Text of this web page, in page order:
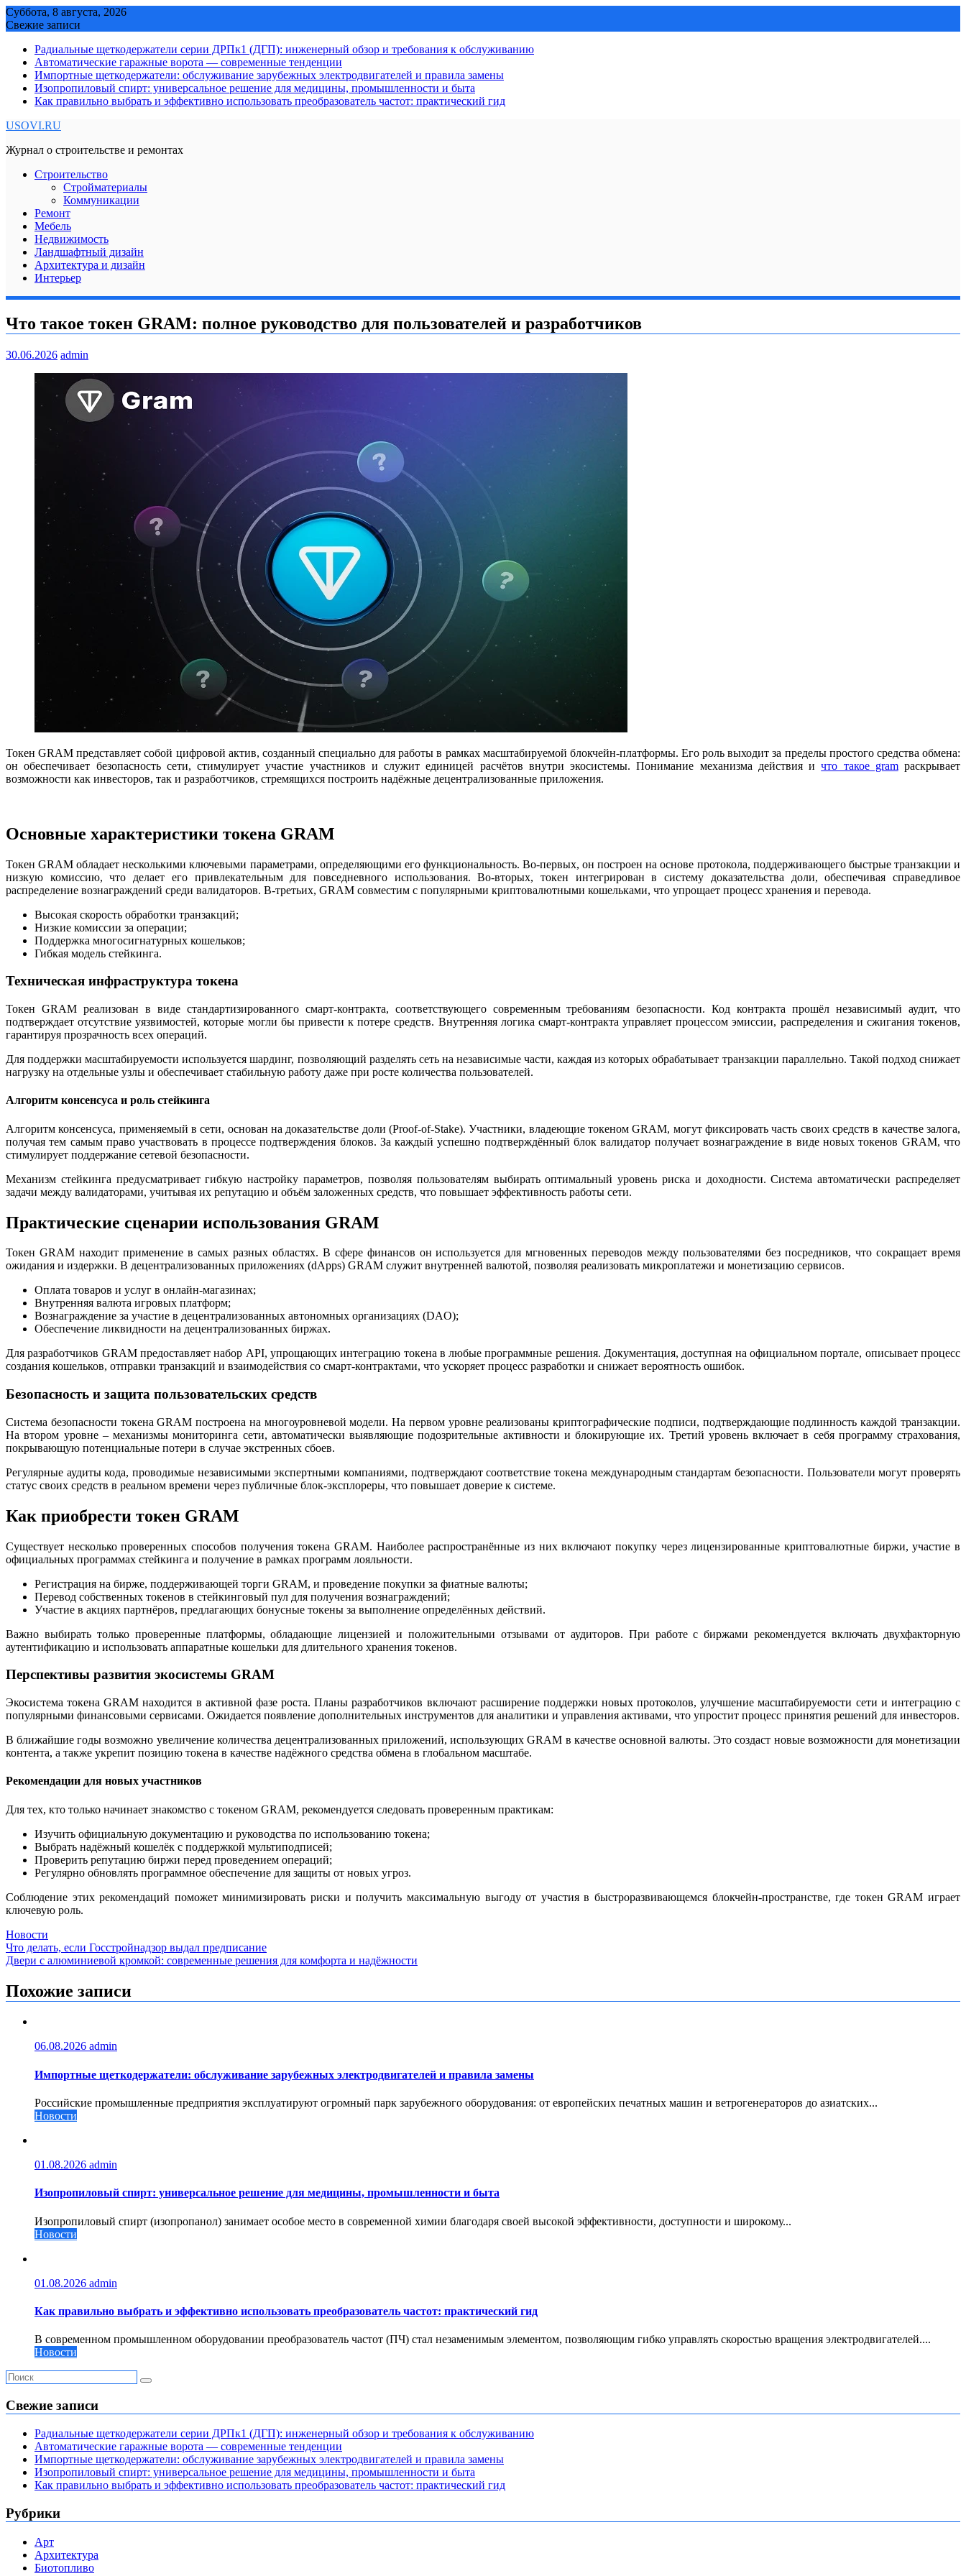
Skip
to
Суббота, 8 августа, 2026
Свежие записи
Радиальные щеткодержатели серии ДРПк1 (ДГП): инженерный обзор и требования к обслуживанию
Автоматические гаражные ворота — современные тенденции
Импортные щеткодержатели: обслуживание зарубежных электродвигателей и правила замены
Изопропиловый спирт: универсальное решение для медицины, промышленности и быта
Как правильно выбрать и эффективно использовать преобразователь частот: практический гид
USOVI.RU
Журнал о строительстве и ремонтах
Строительство
Стройматериалы
Коммуникации
Ремонт
Мебель
Недвижимость
Ландшафтный дизайн
Архитектура и дизайн
Интерьер
Что такое токен GRAM: полное руководство для пользователей и разработчиков
30.06.2026 admin
Токен GRAM представляет собой цифровой актив, созданный специально для работы в рамках масштабируемой блокчейн‑платформы. Его роль выходит за пределы простого средства обмена:
он обеспечивает безопасность сети, стимулирует участие участников и служит единицей расчётов внутри экосистемы. Понимание механизма действия ичто такое gramраскрывает
возможности как инвесторов, так и разработчиков, стремящихся построить надёжные децентрализованные приложения.
Основные характеристики токена GRAM
Токен GRAM обладает несколькими ключевыми параметрами, определяющими его функциональность. Во-первых, он построен на основе протокола, поддерживающего быстрые транзакции и
низкую комиссию, что делает его привлекательным для повседневного использования. Во-вторых, токен интегрирован в систему доказательства доли, обеспечивая справедливое
распределение вознаграждений среди валидаторов. В-третьих, GRAM совместим с популярными криптовалютными кошельками, что упрощает процесс хранения и перевода.
Высокая скорость обработки транзакций;
Низкие комиссии за операции;
Поддержка многосигнатурных кошельков;
Гибкая модель стейкинга.
Техническая инфраструктура токена
Токен GRAM реализован в виде стандартизированного смарт‑контракта, соответствующего современным требованиям безопасности. Код контракта прошёл независимый аудит, что
подтверждает отсутствие уязвимостей, которые могли бы привести к потере средств. Внутренняя логика смарт‑контракта управляет процессом эмиссии, распределения и сжигания токенов,
гарантируя прозрачность всех операций.
Для поддержки масштабируемости используется шардинг, позволяющий разделять сеть на независимые части, каждая из которых обрабатывает транзакции параллельно. Такой подход снижает
нагрузку на отдельные узлы и обеспечивает стабильную работу даже при росте количества пользователей.
Алгоритм консенсуса и роль стейкинга
Алгоритм консенсуса, применяемый в сети, основан на доказательстве доли (Proof‑of‑Stake). Участники, владеющие токеном GRAM, могут фиксировать часть своих средств в качестве залога,
получая тем самым право участвовать в процессе подтверждения блоков. За каждый успешно подтверждённый блок валидатор получает вознаграждение в виде новых токенов GRAM, что
стимулирует поддержание сетевой безопасности.
Механизм стейкинга предусматривает гибкую настройку параметров, позволяя пользователям выбирать оптимальный уровень риска и доходности. Система автоматически распределяет
задачи между валидаторами, учитывая их репутацию и объём заложенных средств, что повышает эффективность работы сети.
Практические сценарии использования GRAM
Токен GRAM находит применение в самых разных областях. В сфере финансов он используется для мгновенных переводов между пользователями без посредников, что сокращает время
ожидания и издержки. В децентрализованных приложениях (dApps) GRAM служит внутренней валютой, позволяя реализовать микроплатежи и монетизацию сервисов.
Оплата товаров и услуг в онлайн‑магазинах;
Внутренняя валюта игровых платформ;
Вознаграждение за участие в децентрализованных автономных организациях (DAO);
Обеспечение ликвидности на децентрализованных биржах.
Для разработчиков GRAM предоставляет набор API, упрощающих интеграцию токена в любые программные решения. Документация, доступная на официальном портале, описывает процесс
создания кошельков, отправки транзакций и взаимодействия со смарт‑контрактами, что ускоряет процесс разработки и снижает вероятность ошибок.
Безопасность и защита пользовательских средств
Система безопасности токена GRAM построена на многоуровневой модели. На первом уровне реализованы криптографические подписи, подтверждающие подлинность каждой транзакции.
На втором уровне – механизмы мониторинга сети, автоматически выявляющие подозрительные активности и блокирующие их. Третий уровень включает в себя программу страхования,
покрывающую потенциальные потери в случае экстренных сбоев.
Регулярные аудиты кода, проводимые независимыми экспертными компаниями, подтверждают соответствие токена международным стандартам безопасности. Пользователи могут проверять
статус своих средств в реальном времени через публичные блок‑эксплореры, что повышает доверие к системе.
Как приобрести токен GRAM
Существует несколько проверенных способов получения токена GRAM. Наиболее распространённые из них включают покупку через лицензированные криптовалютные биржи, участие в
официальных программах стейкинга и получение в рамках программ лояльности.
Регистрация на бирже, поддерживающей торги GRAM, и проведение покупки за фиатные валюты;
Перевод собственных токенов в стейкинговый пул для получения вознаграждений;
Участие в акциях партнёров, предлагающих бонусные токены за выполнение определённых действий.
Важно выбирать только проверенные платформы, обладающие лицензией и положительными отзывами от аудиторов. При работе с биржами рекомендуется включать двухфакторную
аутентификацию и использовать аппаратные кошельки для длительного хранения токенов.
Перспективы развития экосистемы GRAM
Экосистема токена GRAM находится в активной фазе роста. Планы разработчиков включают расширение поддержки новых протоколов, улучшение масштабируемости сети и интеграцию с
популярными финансовыми сервисами. Ожидается появление дополнительных инструментов для аналитики и управления активами, что упростит процесс принятия решений для инвесторов.
В ближайшие годы возможно увеличение количества децентрализованных приложений, использующих GRAM в качестве основной валюты. Это создаст новые возможности для монетизации
контента, а также укрепит позицию токена в качестве надёжного средства обмена в глобальном масштабе.
Рекомендации для новых участников
Для тех, кто только начинает знакомство с токеном GRAM, рекомендуется следовать проверенным практикам:
Изучить официальную документацию и руководства по использованию токена;
Выбрать надёжный кошелёк с поддержкой мультиподписей;
Проверить репутацию биржи перед проведением операций;
Регулярно обновлять программное обеспечение для защиты от новых угроз.
Соблюдение этих рекомендаций поможет минимизировать риски и получить максимальную выгоду от участия в быстроразвивающемся блокчейн‑пространстве, где токен GRAM играет
ключевую роль.
Новости
Навигация
по
записям
Что делать, если Госстройнадзор выдал предписание
Двери с алюминиевой кромкой: современные решения для комфорта и надёжности
Похожие записи
06.08.2026 admin
Импортные щеткодержатели: обслуживание зарубежных электродвигателей и правила замены
Российские промышленные предприятия эксплуатируют огромный парк зарубежного оборудования: от европейских печатных машин и ветрогенераторов до азиатских...
Новости
01.08.2026 admin
Изопропиловый спирт: универсальное решение для медицины, промышленности и быта
Изопропиловый спирт (изопропанол) занимает особое место в современной химии благодаря своей высокой эффективности, доступности и широкому...
Новости
01.08.2026 admin
Как правильно выбрать и эффективно использовать преобразователь частот: практический гид
В современном промышленном оборудовании преобразователь частот (ПЧ) стал незаменимым элементом, позволяющим гибко управлять скоростью вращения электродвигателей....
Новости
Свежие записи
Радиальные щеткодержатели серии ДРПк1 (ДГП): инженерный обзор и требования к обслуживанию
Автоматические гаражные ворота — современные тенденции
Импортные щеткодержатели: обслуживание зарубежных электродвигателей и правила замены
Изопропиловый спирт: универсальное решение для медицины, промышленности и быта
Как правильно выбрать и эффективно использовать преобразователь частот: практический гид
Рубрики
Арт
Архитектура
Биотопливо